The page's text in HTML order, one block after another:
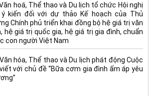
hoá, Thể thao và Du lịch tổ chức Hội nghị
ý kiến đối với dự thảo Kế hoạch của Thủ
Chính phủ triển khai đồng bộ hệ giá trị văn
hệ giá trị quốc gia, hệ giá trị gia đình, chuẩn
con người Việt Nam
hóa, Thể thao và Du lịch phát động Cuộc
với chủ đề “Bữa cơm gia đình ấm áp yêu